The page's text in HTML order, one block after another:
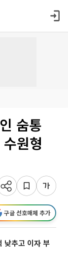
숨통
원형
구글 선호매체 추가
낮추고 이자 부